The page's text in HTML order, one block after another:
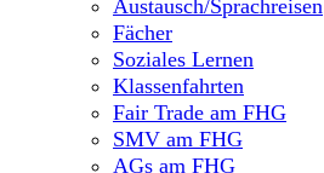
Austausch/Sprachreisen
Fächer
Soziales Lernen
Klassenfahrten
Fair Trade am FHG
SMV am FHG
AGs am FHG